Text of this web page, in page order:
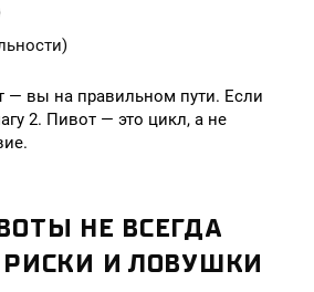
— вы на правильном пути. Если
2. Пивот — это цикл, а не
НЕ ВСЕГДА
И ЛОВУШКИ